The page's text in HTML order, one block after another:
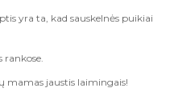
yra ta, kad sauskelnės puikiai
rankose.
mamas jaustis laimingais!